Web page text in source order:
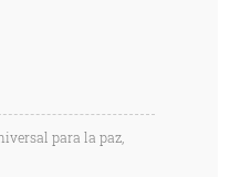
para la paz,